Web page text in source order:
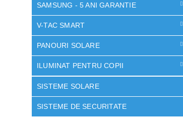
SAMSUNG - 5 ANI GARANTIE
V-TAC SMART
PANOURI SOLARE
ILUMINAT PENTRU COPII
SISTEME SOLARE
SISTEME DE SECURITATE